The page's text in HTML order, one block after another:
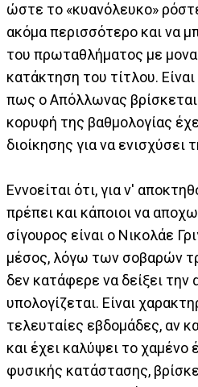
ώστε το «κυανόλευκο»
ακόμα περισσότερο και να
του πρωταθλήματος με
κατάκτηση του τίτλου.
πως ο Απόλλωνας
κορυφή της βαθμολογίας
διοίκησης για να ενισχύσει
Εννοείται ότι, για ν'
πρέπει και κάποιοι να
σίγουρος είναι ο Νικολάε
μέσος, λόγω των σοβαρών
δεν κατάφερε να δείξει την
υπολογίζεται. Είναι
τελευταίες εβδομάδες, αν
και έχει καλύψει το
φυσικής κατάστασης,